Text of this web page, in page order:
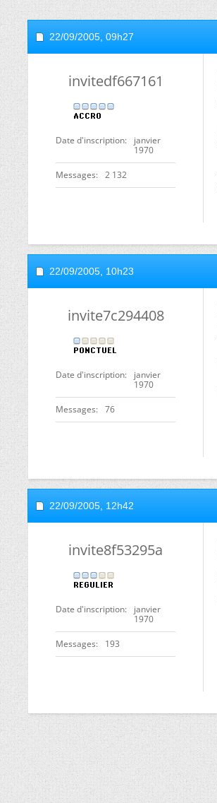
22/09/2005, 09h27
invitedf667161
Date d'inscription
janvier
1970
Messages 2 132
22/09/2005, 10h23
invite7c294408
Date d'inscription
janvier
1970
Messages 76
22/09/2005, 12h42
invite8f53295a
Date d'inscription
janvier
1970
Messages 193